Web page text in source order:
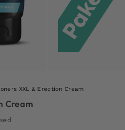
XXL & Erection Cream
Cream